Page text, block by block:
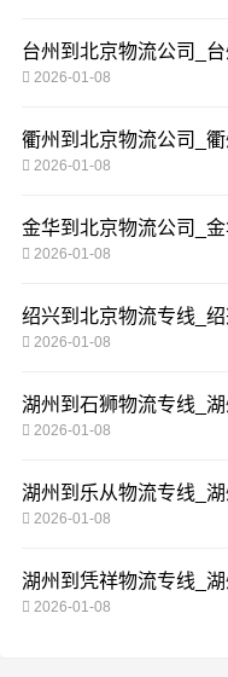
台州到北京物流公司_
2026-01-08
衢州到北京物流公司_
2026-01-08
金华到北京物流公司_
2026-01-08
绍兴到北京物流专线_
2026-01-08
湖州到石狮物流专线_
2026-01-08
湖州到乐从物流专线_
2026-01-08
湖州到凭祥物流专线_
2026-01-08